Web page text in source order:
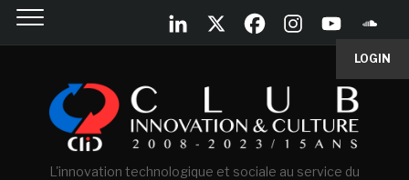
LOGIN
L'innovation technologique et sociale au service du